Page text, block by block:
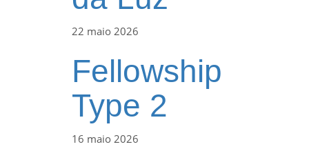
22 maio 2026
Fellowship
Type 2
16 maio 2026